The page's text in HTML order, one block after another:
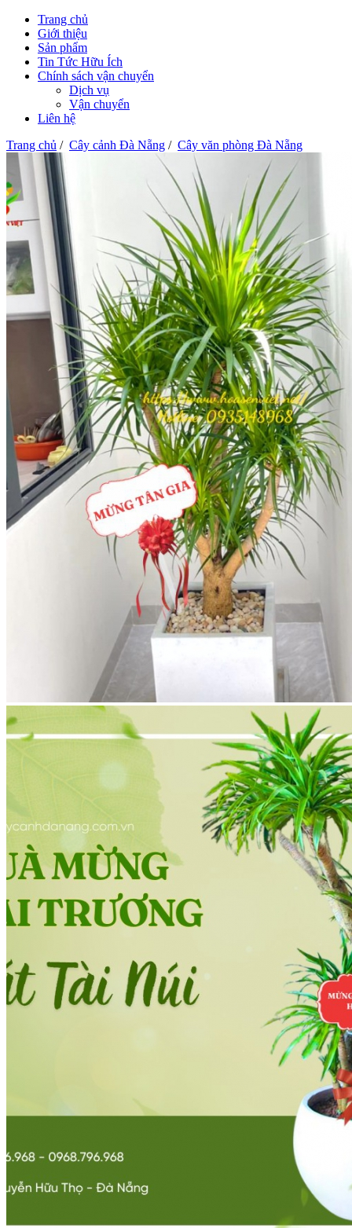
Trang chủ
Giới thiệu
Sản phẩm
Tin Tức Hữu Ích
Chính sách vận chuyển
Dịch vụ
Vận chuyển
Liên hệ
Trang chủ / Cây cảnh Đà Nẵng / Cây văn phòng Đà Nẵng